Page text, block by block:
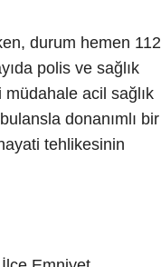
durum hemen 112
polis ve sağlık
acil sağlık
donanımlı bir
tehlikesinin